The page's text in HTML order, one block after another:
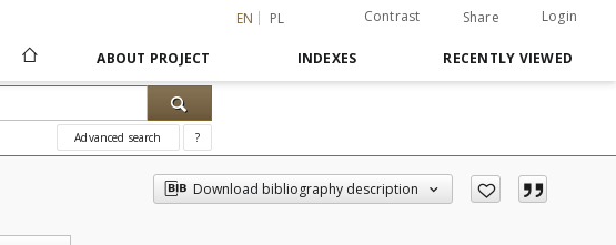
EN PL Contrast Share Login
ABOUT PROJECT INDEXES RECENTLY VIEWED
Advanced search ?
Download bibliography description